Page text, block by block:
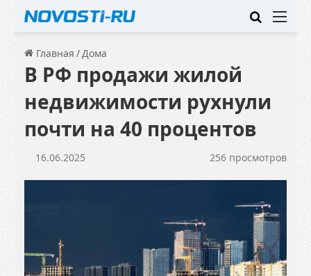
Искать
Главная /Дома
В РФ продажи жилой
недвижимости рухнули
почти на 40 процентов
16.06.2025 256 просмотров